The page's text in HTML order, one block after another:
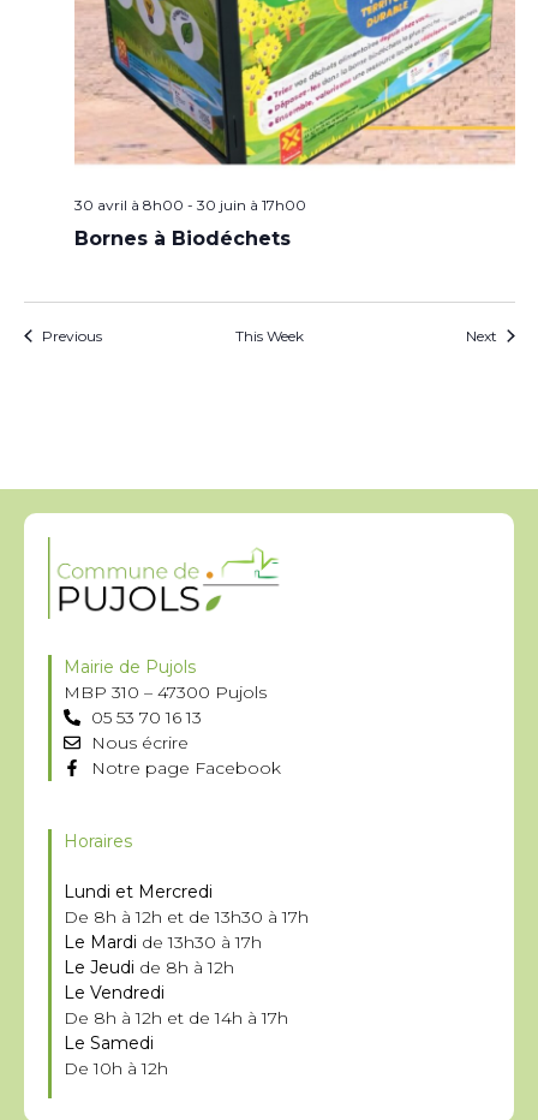
30 avril à 8h00 - 30 juin à 17h00
Bornes à Biodéchets
Previous This Week Next
Mairie de Pujols
MBP 310 – 47300 Pujols
05 53 70 16 13
Nous écrire
Notre page Facebook
Horaires
Lundi et Mercredi
De 8h à 12h et de 13h30 à 17h
Le Mardi de 13h30 à 17h
Le Jeudi de 8h à 12h
Le Vendredi
De 8h à 12h et de 14h à 17h
Le Samedi
De 10h à 12h